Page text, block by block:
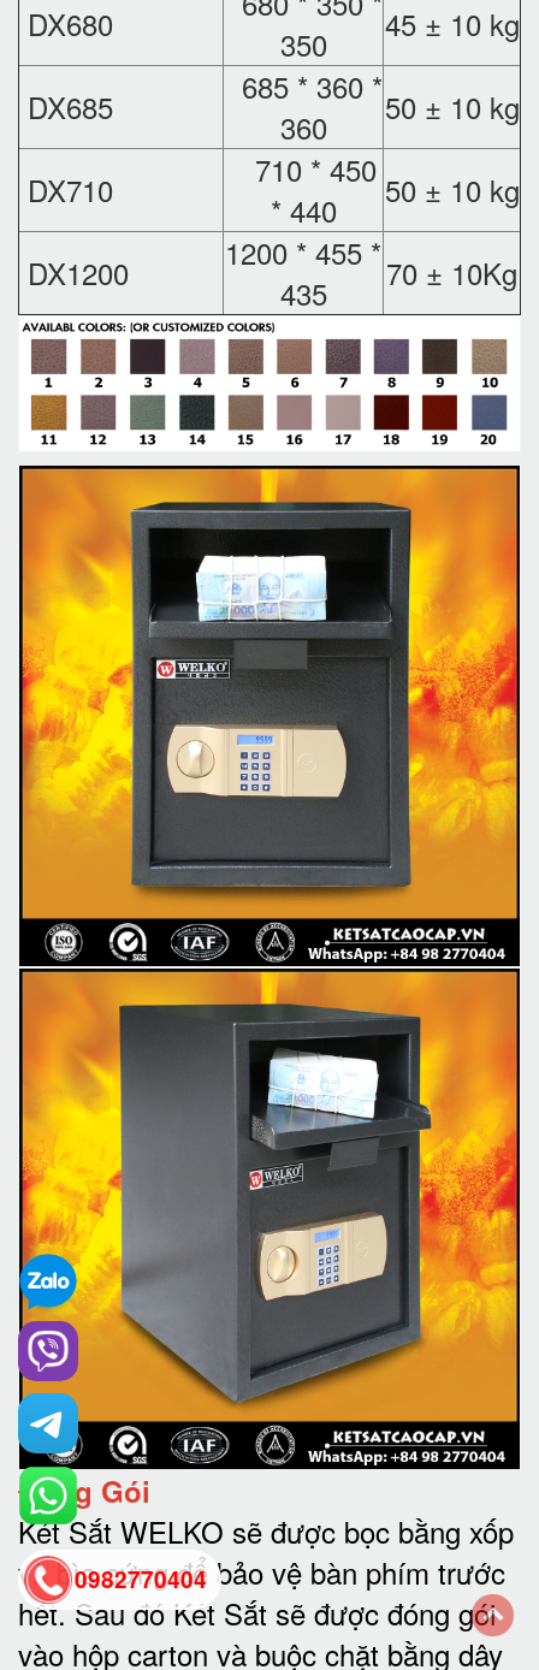
DX680
350
45 ± 10 kg
DX685
685 * 360 *
360
50 ± 10 kg
DX710
710 * 450
* 440
50 ± 10 kg
DX1200
1200 * 455 *
435
70 ± 10Kg
Đóng Gói
Két Sắt WELKO sẽ được bọc bằng xốp
và bìa cứng để bảo vệ bàn phím trước
hết. Sau đó Két Sắt sẽ được đóng gói
vào hộp carton và buộc chặt bằng dây
0982770404
back